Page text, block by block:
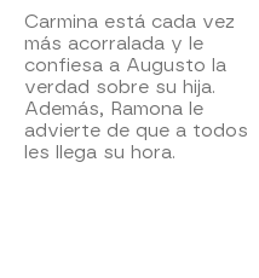
Carmina está cada vez
más acorralada y le
confiesa a Augusto la
verdad sobre su hija.
Además, Ramona le
advierte de que a todos
les llega su hora.